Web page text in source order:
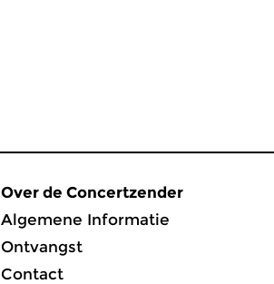
Over de Concertzender
Algemene Informatie
Ontvangst
Contact